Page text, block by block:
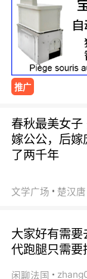
推广
春秋最美女
嫁公公，后
了两千年
文学广场 楚汉唐
大家好有需
代跑腿只需要
闲聊法国